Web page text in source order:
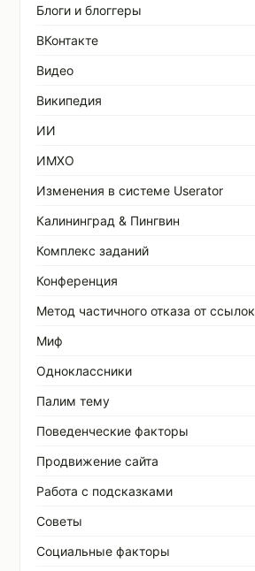
Блоги и блоггеры
ВКонтакте
Видео
Википедия
ИИ
ИМХО
Изменения в системе Userator
Калининград & Пингвин
Комплекс заданий
Конференция
Метод частичного отказа от ссылок
Миф
Одноклассники
Палим тему
Поведенческие факторы
Продвижение сайта
Работа с подсказками
Советы
Социальные факторы